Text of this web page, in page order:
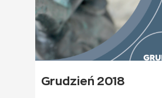
Grudzień 2018